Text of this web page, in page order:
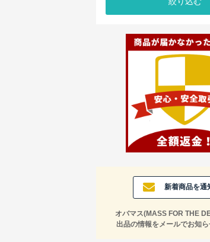
新着商品を通
オバマス(MASS FOR THE
出品の情報をメールでお知ら